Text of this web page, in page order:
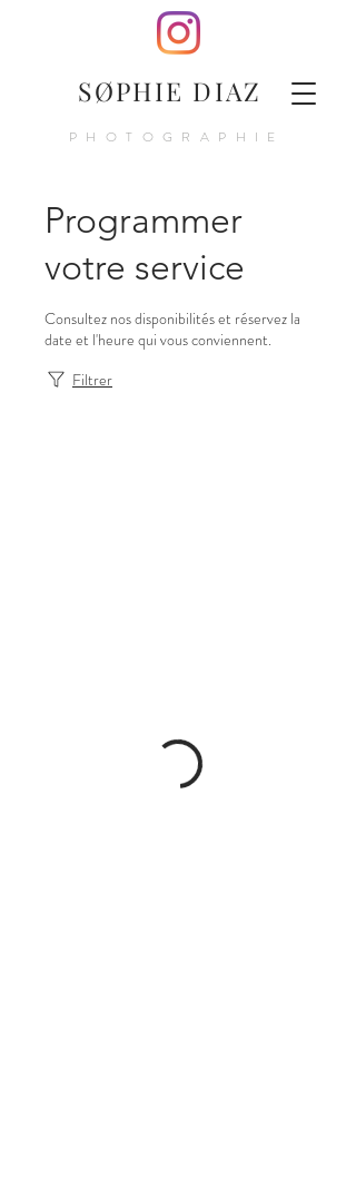
SØPHIE DIAZ
PHOTOGRAPHIE
Programmer
votre service
Consultez nos disponibilités et réservez la
date et l'heure qui vous conviennent.
Filtrer